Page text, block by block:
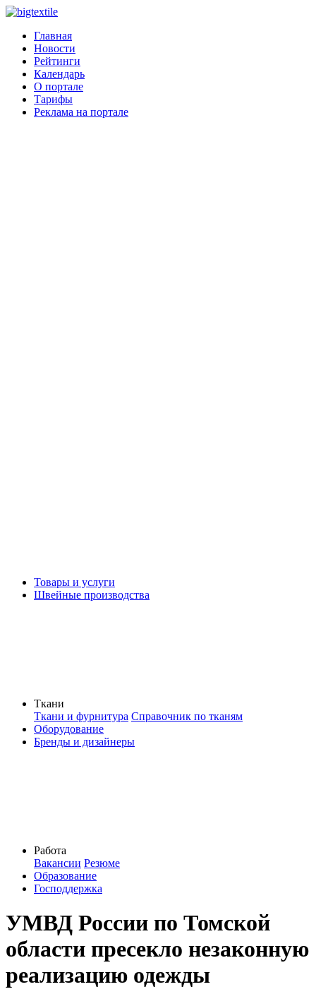
Главная
Новости
Рейтинги
Календарь
О портале
Тарифы
Реклама на портале
Товары и услуги
Швейные производства
Ткани
Ткани и фурнитура Справочник по тканям
Оборудование
Бренды и дизайнеры
Работа
Вакансии Резюме
Образование
Господдержка
УМВД России по Томской
области пресекло незаконную
реализацию одежды